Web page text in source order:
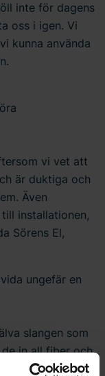
inte för dagens
oss i igen. Vi
kunna använda
vi vet att
är duktiga och
Även
installationen,
Sörens El,
ungefär en
slangen som
in all fiber och
väldigt